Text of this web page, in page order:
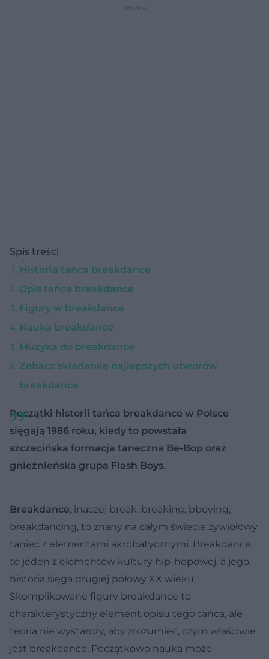
Spis treści
Historia tańca breakdance
Opis tańca breakdance
Figury w breakdance
Nauka breakdance
Muzyka do breakdance
Zobacz składankę najlepszych utworów
breakdance
Początki historii tańca breakdance w Polsce
sięgają 1986 roku, kiedy to powstała
szczecińska formacja taneczna Be-Bop oraz
gnieźnieńska grupa Flash Boys.
Breakdance, inaczej break, breaking, bboying,
breakdancing, to znany na całym świecie żywiołowy
taniec z elementami akrobatycznymi. Breakdance
to jeden z elementów kultury hip-hopowej, a jego
historia sięga drugiej połowy XX wieku.
Skomplikowane figury breakdance to
charakterystyczny element opisu tego tańca, ale
teoria nie wystarczy, aby zrozumieć, czym właściwie
jest breakdance. Początkowo nauka może